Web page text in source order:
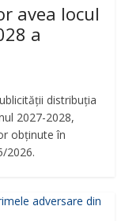
avea locul
a
distribuția
2027-2028,
obținute în
2026.